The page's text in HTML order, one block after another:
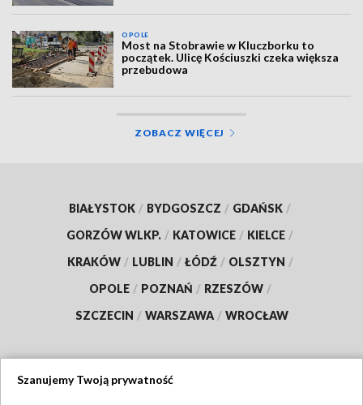
OPOLE
Most na Stobrawie w Kluczborku to
początek. Ulicę Kościuszki czeka większa
przebudowa
ZOBACZ WIĘCEJ
BIAŁYSTOK / BYDGOSZCZ / GDAŃSK /
GORZÓW WLKP. / KATOWICE / KIELCE /
KRAKÓW / LUBLIN / ŁÓDŹ / OLSZTYN /
OPOLE / POZNAŃ / RZESZÓW /
SZCZECIN / WARSZAWA / WROCŁAW
Szanujemy Twoją prywatność